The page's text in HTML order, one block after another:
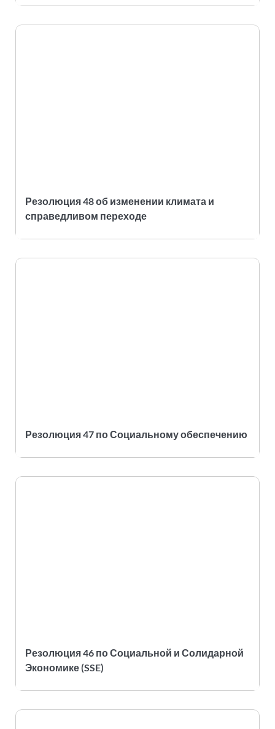
Резолюция 48 об изменении климата и
справедливом переходе
Резолюция 47 по Социальному обеспечению
Резолюция 46 по Социальной и Солидарной
Экономике (SSE)